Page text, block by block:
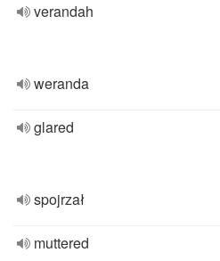
verandah
weranda
glared
spojrzał
muttered